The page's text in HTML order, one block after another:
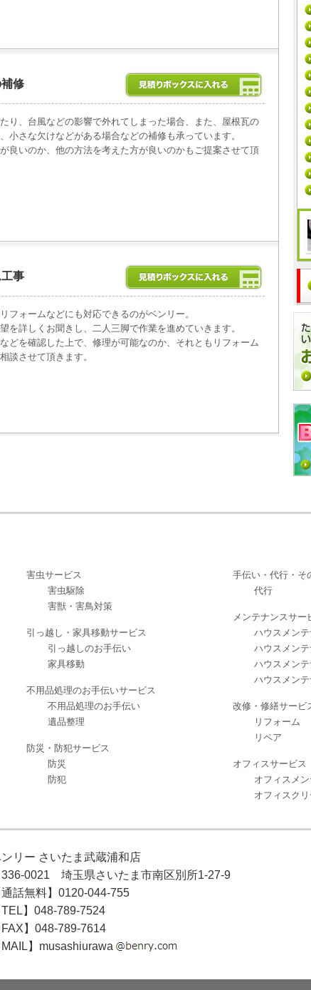
修
り、台風などの影響で外れてしまった場合、また、屋根瓦の
小さな欠けなどがある場合などの補修も承っています。
良いのか、他の方法を考えた方が良いのかもご提案させて頂
事
フォームなどにも対応できるのがベンリー。
を詳しくお聞きし、二人三脚で作業を進めていきます。
どを確認した上で、修理が可能なのか、それともリフォーム
談させて頂きます。
害虫サービス
害虫駆除
害獣・害鳥対策
引っ越し・家具移動サービス
引っ越しのお手伝い
家具移動
不用品処理のお手伝いサービス
不用品処理のお手伝い
遺品整理
防災・防犯サービス
防災
防犯
手伝い・代行・そ
代行
メンテナンスサー
ハウスメン
ハウスメン
ハウスメン
ハウスメン
改修・修繕サービ
リフォーム
リペア
オフィスサービス
オフィスメ
オフィスク
リー さいたま武蔵浦和店
336-0021 埼玉県さいたま市南区別所1-27-9
通話無料】0120-044-755
TEL】048-789-7524
FAX】048-789-7614
MAIL】musashiurawa